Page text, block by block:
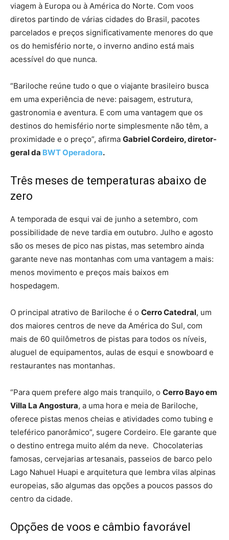
viagem à Europa ou à América do Norte. Com voos
diretos partindo de várias cidades do Brasil, pacotes
parcelados e preços significativamente menores do que
os do hemisfério norte, o inverno andino está mais
acessível do que nunca.
“Bariloche reúne tudo o que o viajante brasileiro busca
em uma experiência de neve: paisagem, estrutura,
gastronomia e aventura. E com uma vantagem que os
destinos do hemisfério norte simplesmente não têm, a
proximidade e o preço”, afirma Gabriel Cordeiro, diretor-
geral da BWT Operadora.
Três meses de temperaturas abaixo de
zero
A temporada de esqui vai de junho a setembro, com
possibilidade de neve tardia em outubro. Julho e agosto
são os meses de pico nas pistas, mas setembro ainda
garante neve nas montanhas com uma vantagem a mais:
menos movimento e preços mais baixos em
hospedagem.
O principal atrativo de Bariloche é o Cerro Catedral, um
dos maiores centros de neve da América do Sul, com
mais de 60 quilômetros de pistas para todos os níveis,
aluguel de equipamentos, aulas de esqui e snowboard e
restaurantes nas montanhas.
“Para quem prefere algo mais tranquilo, o Cerro Bayo em
Villa La Angostura, a uma hora e meia de Bariloche,
oferece pistas menos cheias e atividades como tubing e
teleférico panorâmico”, sugere Cordeiro. Ele garante que
o destino entrega muito além da neve. Chocolaterias
famosas, cervejarias artesanais, passeios de barco pelo
Lago Nahuel Huapi e arquitetura que lembra vilas alpinas
europeias, são algumas das opções a poucos passos do
centro da cidade.
Opções de voos e câmbio favorável